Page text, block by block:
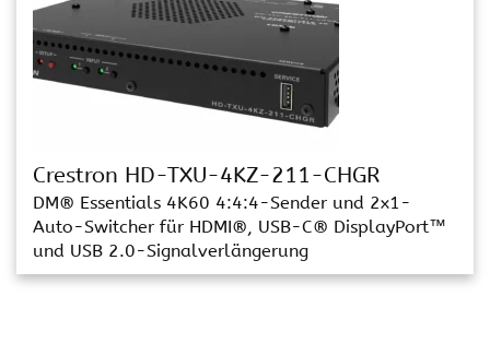
Crestron HD-TXU-4KZ-211-CHGR
DM® Essentials 4K60 4:4:4-Sender und 2x1-
Auto-Switcher für HDMI®, USB-C® DisplayPort™
und USB 2.0-Signalverlängerung